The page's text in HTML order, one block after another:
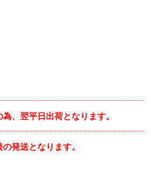
、翌平日出荷となります。
発送となります。